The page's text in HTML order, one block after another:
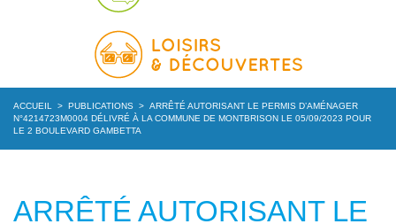
ACCUEIL > PUBLICATIONS > ARRÊTÉ AUTORISANT LE PERMIS D’AMÉNAGER
N°4214723M0004 DÉLIVRÉ À LA COMMUNE DE MONTBRISON LE 05/09/2023 POUR
LE 2 BOULEVARD GAMBETTA
ARRÊTÉ AUTORISANT LE